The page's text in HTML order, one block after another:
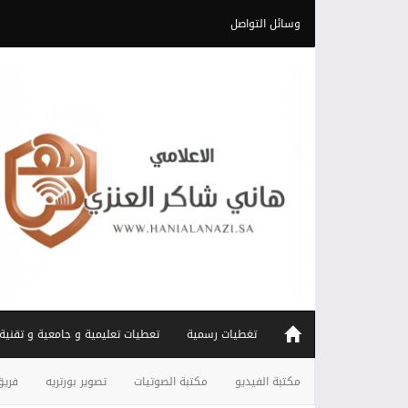
وسائل التواصل
تغطيات رسمية تعطيات تعليمية و جامعية و تقنية
مكتبة الفيديو مكتبة الصوتيات تصوير بورتريه